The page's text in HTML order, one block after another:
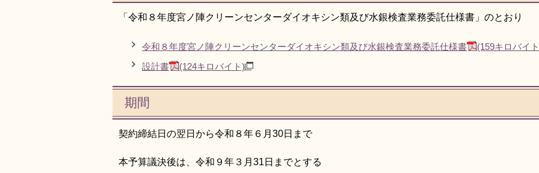
「令和８年度宮ノ陣クリーンセンターダイオキシン類及び水銀検査業務委託仕様書」のとおり
令和８年度宮ノ陣クリーンセンターダイオキシン類及び水銀検査業務委託仕様書
(159キロバイ
設計書
(124キロバイト)
期間
契約締結日の翌日から令和８年６月30日まで
本予算議決後は、令和９年３月31日までとする